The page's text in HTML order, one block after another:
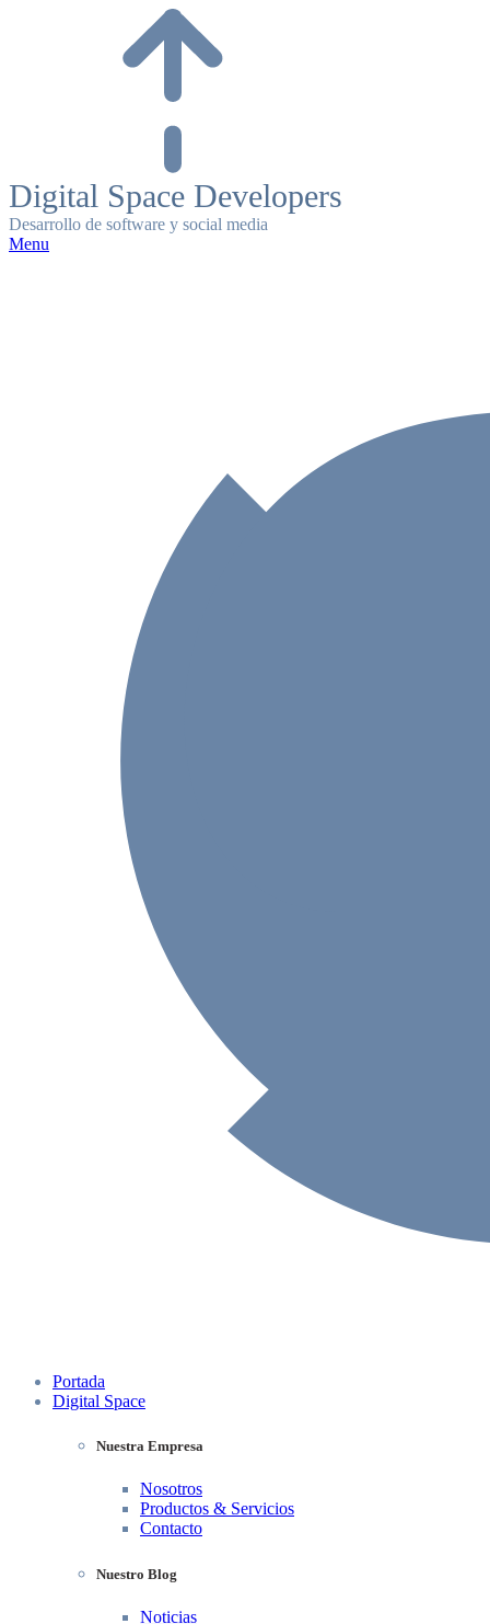
Digital Space Developers
Desarrollo de software y social media
Menu
Portada
Digital Space
Nuestra Empresa
Nosotros
Productos & Servicios
Contacto
Nuestro Blog
Noticias